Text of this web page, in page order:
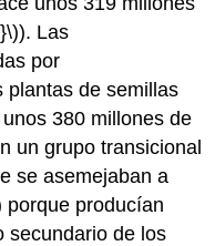
). Las
por
plantas de semillas
380 millones de
un grupo transicional
se asemejaban a
porque producían
secundario de los